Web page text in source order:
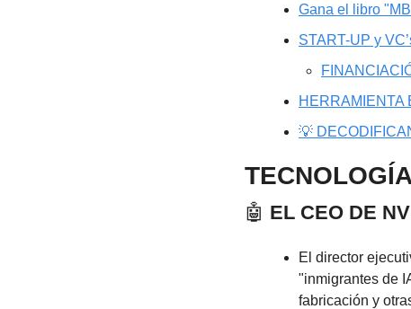
Gana el libro
START-UP y
HERRAMIENTA
💡
TECNOLOGÍA
🤖 EL CEO DE
El director
"inmigrantes de
fabricación y